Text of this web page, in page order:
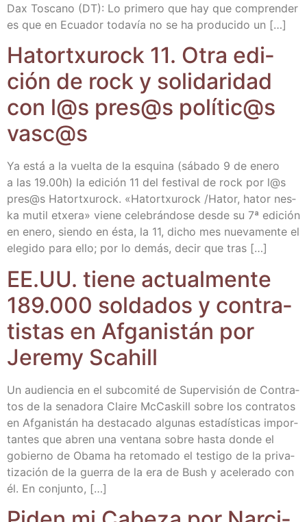
Dax Tos­cano (DT): Lo pri­me­ro que hay que com­pren­der
es que en Ecua­dor toda­vía no se ha pro­du­ci­do un […]
Hatortxu­rock 11. Otra edi­
ción de rock y soli­da­ri­dad
con l@s pres@s polític@s
vasc@s
Ya está a la vuel­ta de la esqui­na (sába­do 9 de enero
a las 19.00h) la edi­ción 11 del fes­ti­val de rock por l@s
pres@s Hatortxu­rock. «Hatortxu­rock /​Hator, hator nes­
ka mutil etxe­ra» vie­ne cele­brán­do­se des­de su 7ª edi­ción
en enero, sien­do en ésta, la 11, dicho mes nue­va­men­te el
ele­gi­do para ello; por lo demás, decir que tras […]
EE.UU. tie­ne actual­men­te
189.000 sol­da­dos y con­tra­
tis­tas en Afga­nis­tán por
Jeremy Scahill
Un audien­cia en el sub­co­mi­té de Super­vi­sión de Con­tra­
tos de la sena­do­ra Clai­re McCas­kill sobre los con­tra­tos
en Afga­nis­tán ha des­ta­ca­do algu­nas esta­dís­ti­cas impor­
tan­tes que abren una ven­ta­na sobre has­ta don­de el
gobierno de Oba­ma ha reto­ma­do el tes­ti­go de la pri­va­
ti­za­ción de la gue­rra de la era de Bush y ace­le­ra­do con
él. En conjunto, […]